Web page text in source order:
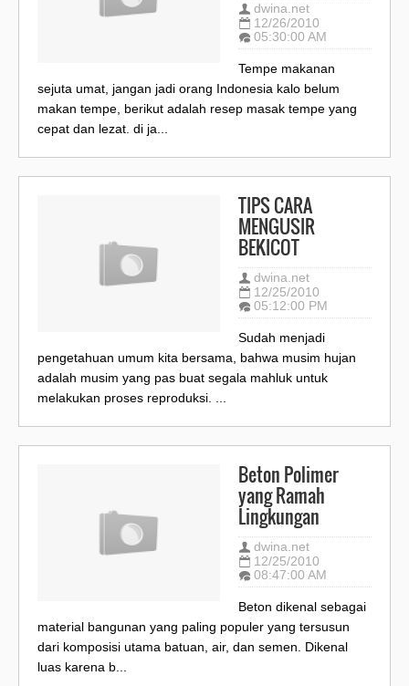
dwina.net
12/26/2010
05:30:00 AM
Tempe makanan
sejuta umat, jangan jadi orang Indonesia kalo belum
makan tempe, berikut adalah resep masak tempe yang
cepat dan lezat. di ja...
TIPS CARA
MENGUSIR
BEKICOT
dwina.net
12/25/2010
05:12:00 PM
Sudah menjadi
pengetahuan umum kita bersama, bahwa musim hujan
adalah musim yang pas buat segala mahluk untuk
melakukan proses reproduksi. ...
Beton Polimer
yang Ramah
Lingkungan
dwina.net
12/25/2010
08:47:00 AM
Beton dikenal sebagai
material bangunan yang paling populer yang tersusun
dari komposisi utama batuan, air, dan semen. Dikenal
luas karena b...